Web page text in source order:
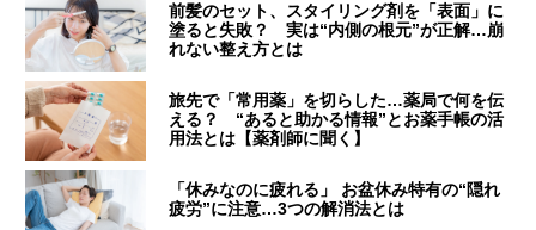
前髪のセット、スタイリング剤を「表面」に
塗ると失敗？ 実は“内側の根元”が正解…崩
れない整え方とは
旅先で「常用薬」を切らした…薬局で何を伝
える？ “あると助かる情報”とお薬手帳の活
用法とは【薬剤師に聞く】
「休みなのに疲れる」 お盆休み特有の“隠れ
疲労”に注意…3つの解消法とは